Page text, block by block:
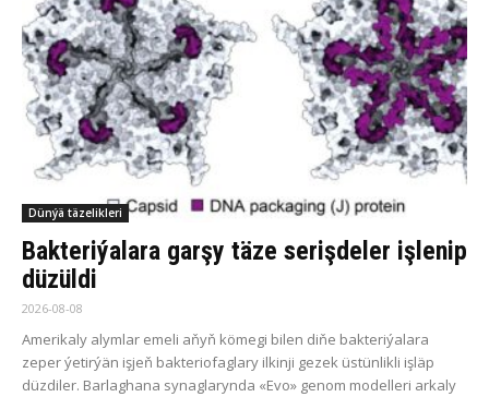
Dünýä täzelikleri
Bakteriýalara garşy täze serişdeler işlenip
düzüldi
2026-08-08
Amerikaly alymlar emeli aňyň kömegi bilen diňe bakteriýalara
zeper ýetirýän işjeň bakteriofaglary ilkinji gezek üstünlikli işläp
düzdiler. Barlaghana synaglarynda «Evo» genom modelleri arkaly